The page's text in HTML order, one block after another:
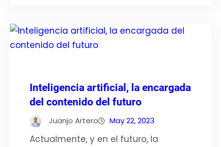
Inteligencia artificial, la encargada
del contenido del futuro
Juanjo Artero May 22, 2023
Actualmente, y en el futuro, la